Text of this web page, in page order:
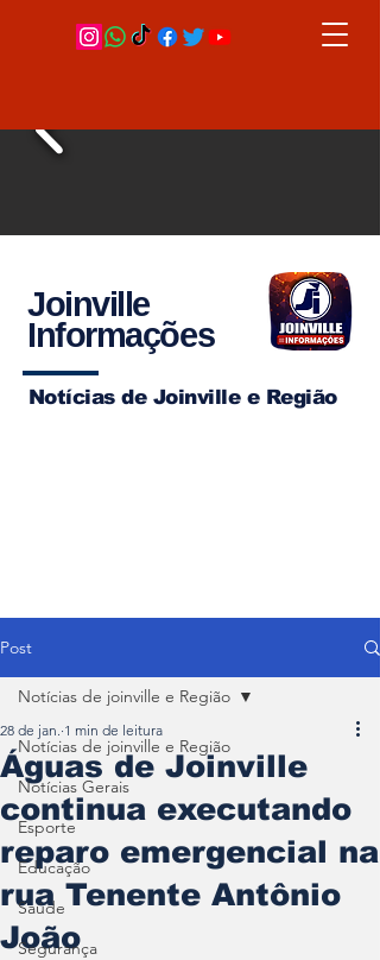
Joinville
Informações
Notícias de Joinville e Região
Post
Notícias de joinville e Região
Notícias Gerais
Esporte
Educação
Saúde
Segurança
Notícias de joinville e Região
Águas de Joinville
continua executando
reparo emergencial na
rua Tenente Antônio
João
28 de jan. 1 min de leitura